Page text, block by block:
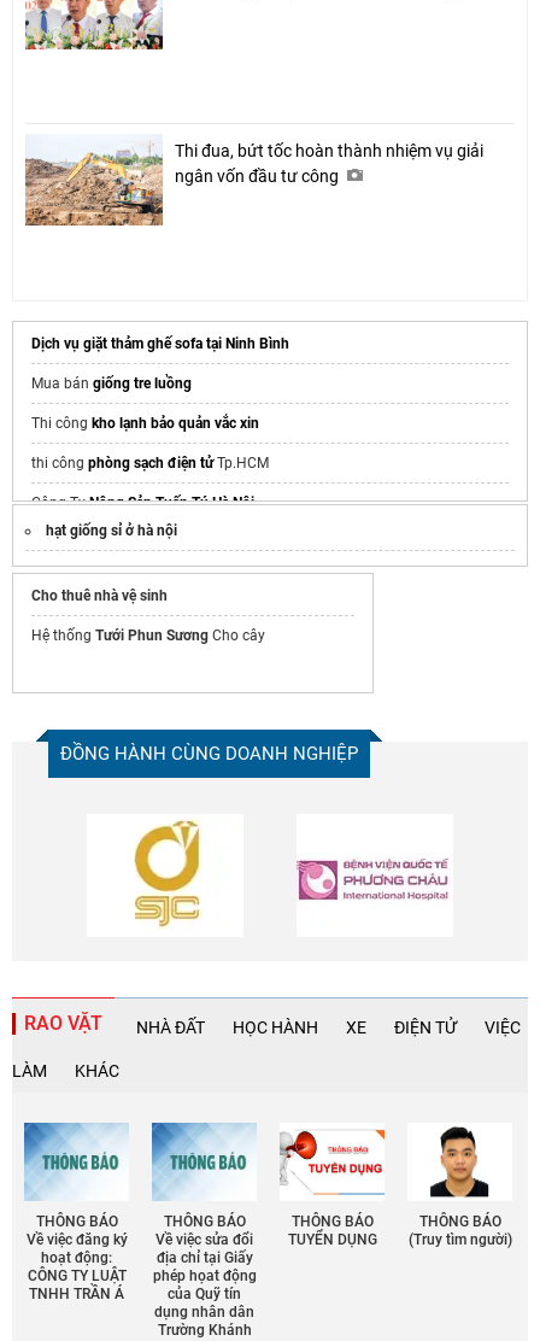
Thi đua, bứt tốc hoàn thành nhiệm vụ giải
ngân vốn đầu tư công
Dịch vụ giặt thảm ghế sofa tại Ninh Bình
Mua bán giống tre luồng
Thi công kho lạnh bảo quản vắc xin
thi công phòng sạch điện tửTp.HCM
Công TyNông Sản Tuấn Tú Hà Nội
đơn vịhút hầm cầu Thủ Đức
hạt giống sỉ ở hà nội
Cho thuê nhà vệ sinh
Hệ thống Tưới Phun Sương Cho cây
ĐỒNG HÀNH CÙNG DOANH NGHIỆP
RAO VẶT NHÀ ĐẤT HỌC HÀNH XE ĐIỆN TỬ VIỆC
LÀM KHÁC
THÔNG BÁO
Về việc đăng ký
hoạt động:
CÔNG TY LUẬT
TNHH TRẦN Á
THÔNG BÁO
Về việc sửa đổi
địa chỉ tại Giấy
phép họat động
của Quỹ tín
dụng nhân dân
Trường Khánh
THÔNG BÁO
TUYỂN DỤNG
THÔNG BÁO
(Truy tìm người)